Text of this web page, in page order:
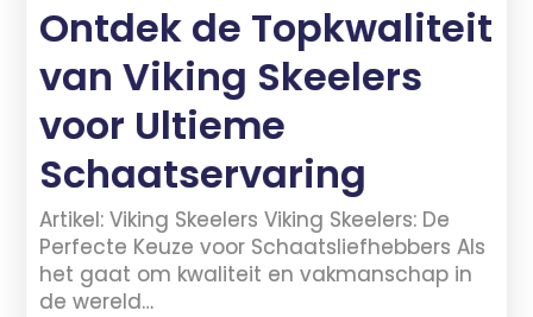
Ontdek de Topkwaliteit
van Viking Skeelers
voor Ultieme
Schaatservaring
Artikel: Viking Skeelers Viking Skeelers: De
Perfecte Keuze voor Schaatsliefhebbers Als
het gaat om kwaliteit en vakmanschap in
de wereld…